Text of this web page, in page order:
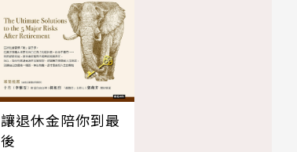
讓退休金陪你到最
後